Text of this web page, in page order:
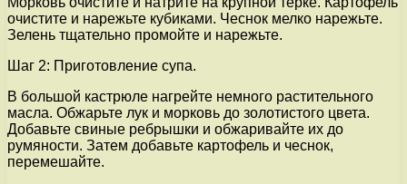
очистите и нарежьте кубиками. Чеснок мелко нарежьте.
Зелень тщательно промойте и нарежьте.
Шаг 2: Приготовление супа.
В большой кастрюле нагрейте немного растительного
масла. Обжарьте лук и морковь до золотистого цвета.
Добавьте свиные ребрышки и обжаривайте их до
румяности. Затем добавьте картофель и чеснок,
перемешайте.